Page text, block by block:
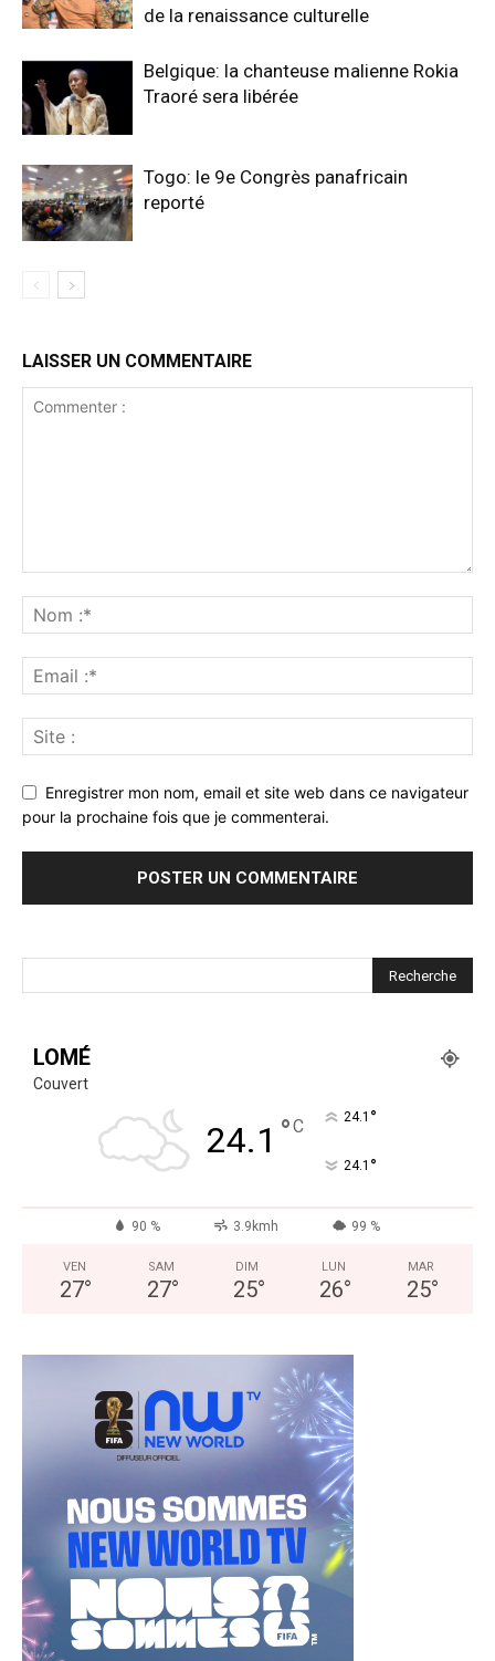
de la renaissance culturelle
Belgique: la chanteuse malienne Rokia
Traoré sera libérée
Togo: le 9e Congrès panafricain
reporté
LAISSER UN COMMENTAIRE
Enregistrer mon nom, email et site web dans ce navigateur
pour la prochaine fois que je commenterai.
LOMÉ
Couvert
24.1 °C 24.1 °
24.1 °
90 % 3.9kmh 99 %
VEN
27°
SAM
27°
DIM
25°
LUN
26°
MAR
25°